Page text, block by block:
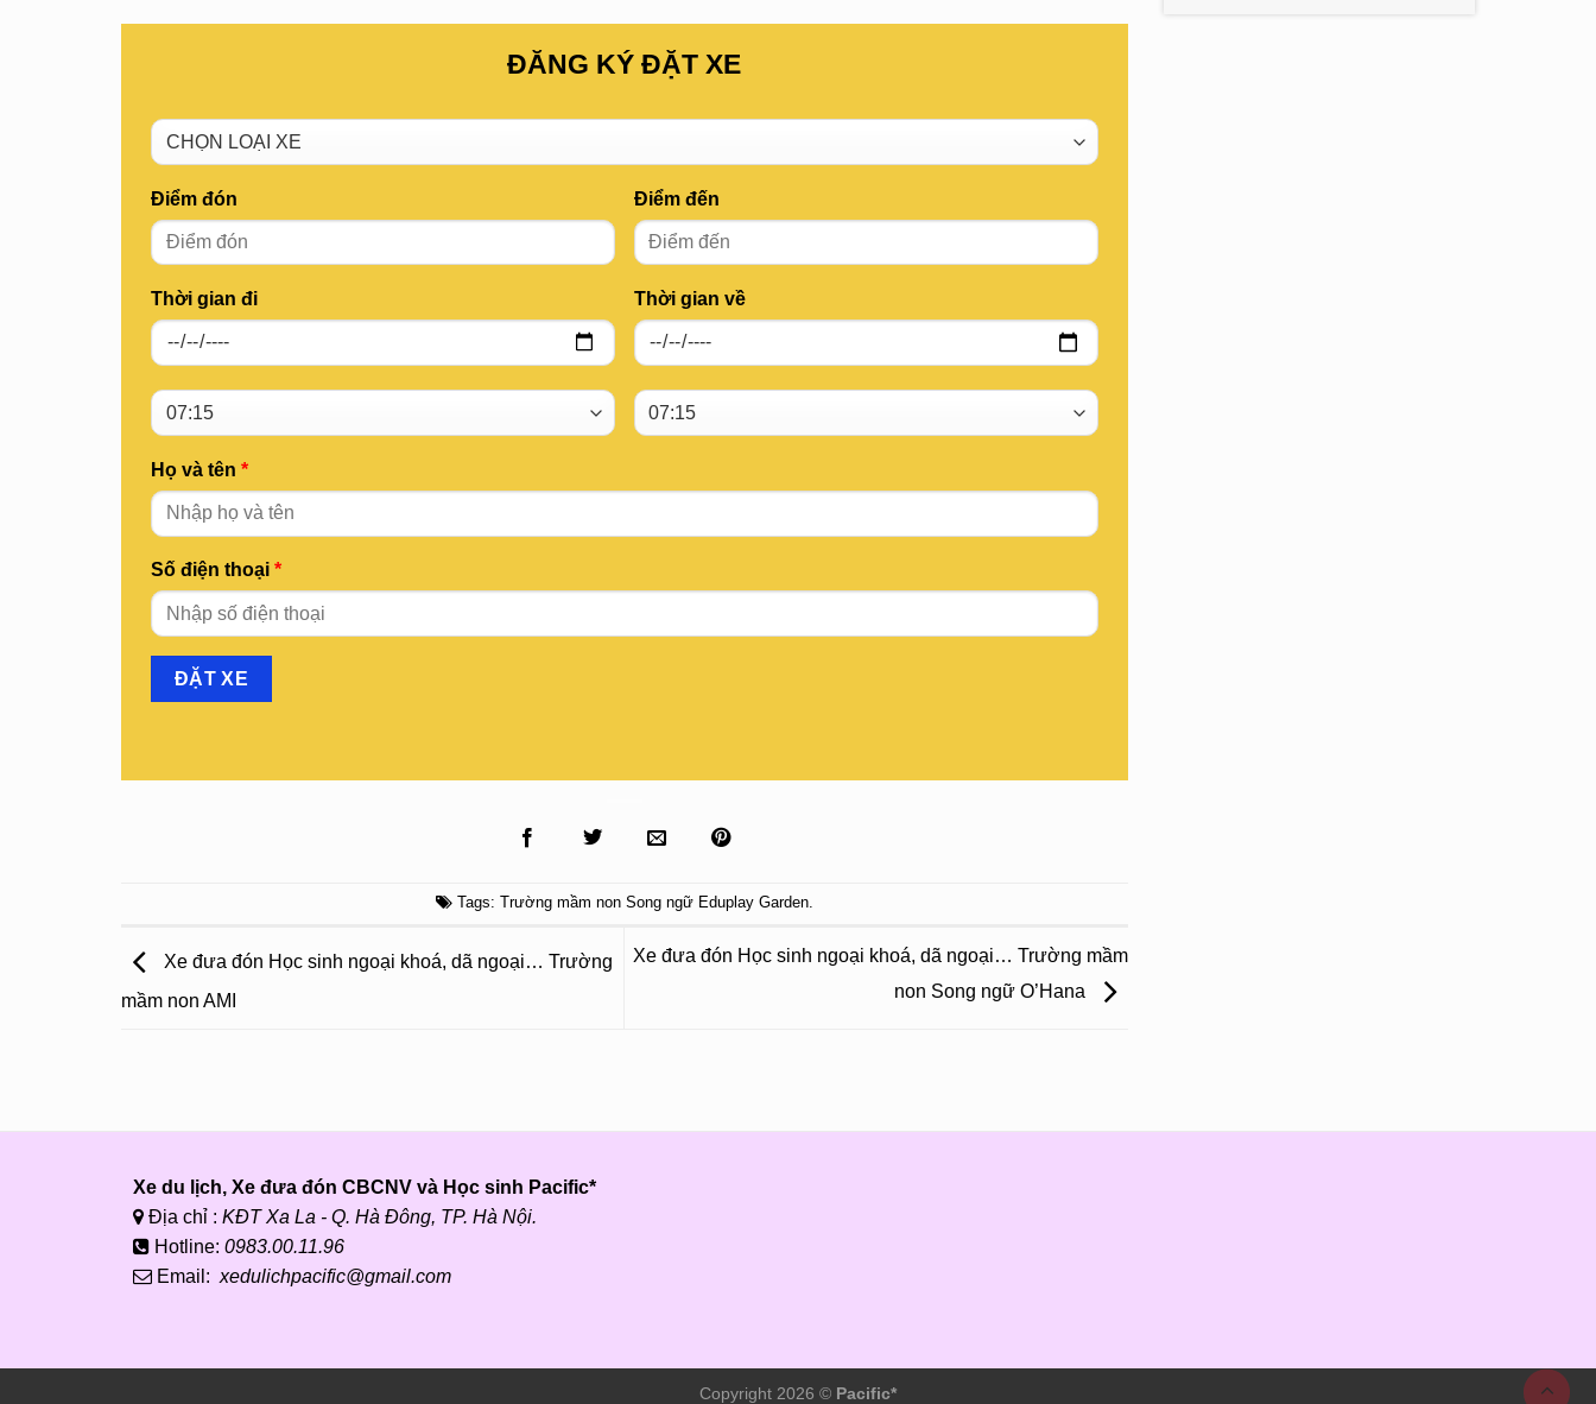
ĐĂNG KÝ ĐẶT XE
Điểm đón
Thời gian đi
Điểm đến
Thời gian về
Họ và tên *
Số điện thoại *
Tags: Trường mầm non Song ngữ Eduplay Garden.
Xe đưa đón Học sinh ngoại khoá, dã ngoại… Trường
mầm non AMI
Xe đưa đón Học sinh ngoại khoá, dã ngoại… Trường mầm
non Song ngữ O’Hana
Xe du lịch, Xe đưa đón CBCNV và Học sinh Pacific*
Địa chỉ : KĐT Xa La - Q. Hà Đông, TP. Hà Nội.
Hotline: 0983.00.11.96
Email: xedulichpacific@gmail.com
Copyright 2026 © Pacific*